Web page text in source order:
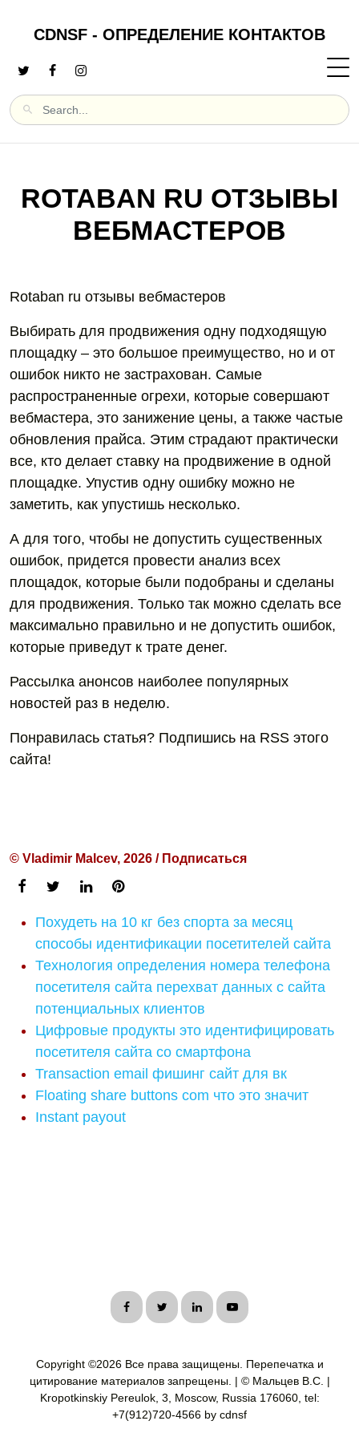
CDNSF - ОПРЕДЕЛЕНИЕ КОНТАКТОВ
ROTABAN RU ОТЗЫВЫ
ВЕБМАСТЕРОВ
Rotaban ru отзывы вебмастеров
Выбирать для продвижения одну подходящую
площадку – это большое преимущество, но и от
ошибок никто не застрахован. Самые
распространенные огрехи, которые совершают
вебмастера, это занижение цены, а также частые
обновления прайса. Этим страдают практически
все, кто делает ставку на продвижение в одной
площадке. Упустив одну ошибку можно не
заметить, как упустишь несколько.
А для того, чтобы не допустить существенных
ошибок, придется провести анализ всех
площадок, которые были подобраны и сделаны
для продвижения. Только так можно сделать все
максимально правильно и не допустить ошибок,
которые приведут к трате денег.
Рассылка анонсов наиболее популярных
новостей раз в неделю.
Понравилась статья? Подпишись на RSS этого
сайта!
© Vladimir Malcev, 2026 / Подписаться
Похудеть на 10 кг без спорта за месяц
способы идентификации посетителей сайта
Технология определения номера телефона
посетителя сайта перехват данных с сайта
потенциальных клиентов
Цифровые продукты это идентифицировать
посетителя сайта со смартфона
Transaction email фишинг сайт для вк
Floating share buttons com что это значит
Instant payout
Copyright ©2026 Все права защищены. Перепечатка и
цитирование материалов запрещены. | © Мальцев В.С. |
Kropotkinskiy Pereulok, 3, Moscow, Russia 176060, tel:
+7(912)720-4566 by cdnsf